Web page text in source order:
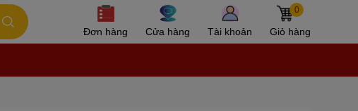
Đơn hàng Cửa hàng Tài khoản
0
Giỏ hàng